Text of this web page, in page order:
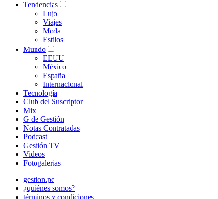
Tendencias
Lujo
Viajes
Moda
Estilos
Mundo
EEUU
México
España
Internacional
Tecnología
Club del Suscriptor
Mix
G de Gestión
Notas Contratadas
Podcast
Gestión TV
Videos
Fotogalerías
gestion.pe
¿quiénes somos?
términos y condiciones